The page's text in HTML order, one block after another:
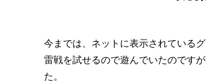
今までは、ネットに表示されている
雷戦を試せるので遊んでいたのです
た。